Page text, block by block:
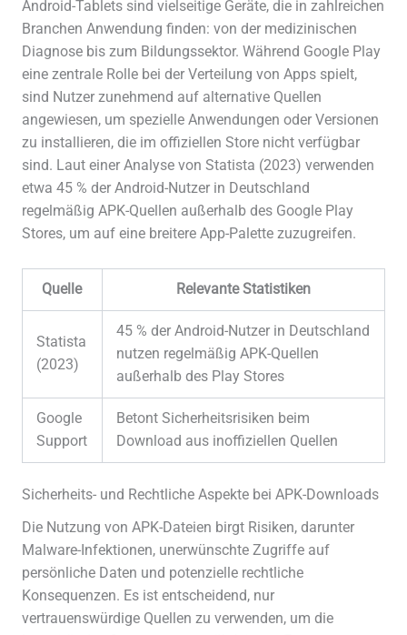
Android-Tablets sind vielseitige Geräte, die in zahlreichen
Branchen Anwendung finden: von der medizinischen
Diagnose bis zum Bildungssektor. Während Google Play
eine zentrale Rolle bei der Verteilung von Apps spielt,
sind Nutzer zunehmend auf alternative Quellen
angewiesen, um spezielle Anwendungen oder Versionen
zu installieren, die im offiziellen Store nicht verfügbar
sind. Laut einer Analyse von Statista (2023) verwenden
etwa 45 % der Android-Nutzer in Deutschland
regelmäßig APK-Quellen außerhalb des Google Play
Stores, um auf eine breitere App-Palette zuzugreifen.
Quelle Relevante Statistiken
Statista
(2023)
45 % der Android-Nutzer in Deutschland
nutzen regelmäßig APK-Quellen
außerhalb des Play Stores
Google
Support
Betont Sicherheitsrisiken beim
Download aus inoffiziellen Quellen
Sicherheits- und Rechtliche Aspekte bei APK-Downloads
Die Nutzung von APK-Dateien birgt Risiken, darunter
Malware-Infektionen, unerwünschte Zugriffe auf
persönliche Daten und potenzielle rechtliche
Konsequenzen. Es ist entscheidend, nur
vertrauenswürdige Quellen zu verwenden, um die